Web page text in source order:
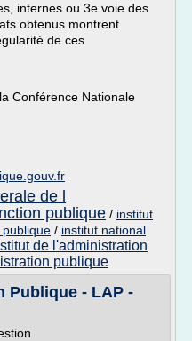
internes ou 3e voie des
obtenus montrent
de ces
Conférence Nationale
de l
publique / institut
/ institut national
de l'administration
publique
Publique - LAP -